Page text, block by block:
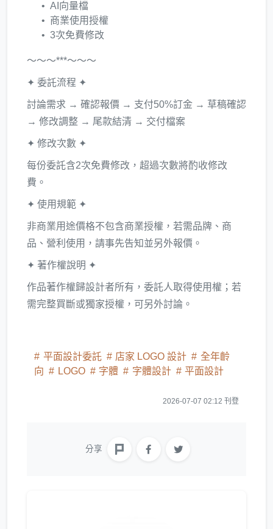
AI向量檔
商業使用授權
3次免費修改
～～～***～～～
✦ 委託流程 ✦
討論需求 → 確認報價 → 支付50%訂金 → 草稿確認
→ 修改調整 → 尾款結清 → 交付檔案
✦ 修改次數 ✦
每份委託含2次免費修改，超過次數將酌收修改
費。
✦ 使用規範 ✦
非商業用途價格不包含商業授權，若需品牌、商
品、營利使用，請事先告知並另外報價。
✦ 著作權說明 ✦
作品著作權歸設計者所有，委託人取得使用權；若
需完整買斷或獨家授權，可另外討論。
平面設計委託 店家 LOGO 設計
全年齡
向
LOGO 字體 字體設計 平面設計
2026-07-07 02:12 刊登
分享